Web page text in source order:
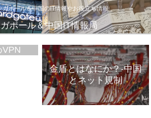
ガポール＆中国のIT情報やお役立ち情報
ポール＆中国IT情報局
VPN
金盾とはなにか？-中国
とネット規制